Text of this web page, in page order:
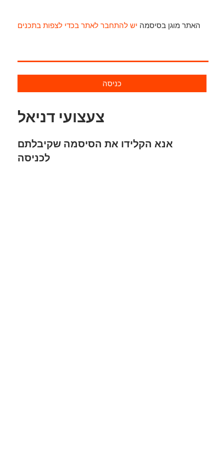
האתר מוגן בסיסמה יש להתחבר לאתר בכדי לצפות בתכנים
כניסה
צעצועי דניאל
אנא הקלידו את הסיסמה שקיבלתם
לכניסה